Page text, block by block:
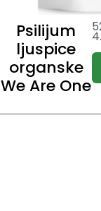
Psilijum
ljuspice
organske
We Are One